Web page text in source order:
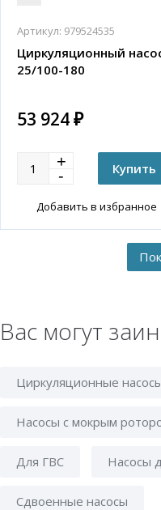
Артикул: 979524535
Циркуляционный насос
25/100-180
53 924 ₽
Добавить в избранное
Вас могут
Циркуляционные
Насосы с мокрым
Для ГВС Насосы
Сдвоенные насосы